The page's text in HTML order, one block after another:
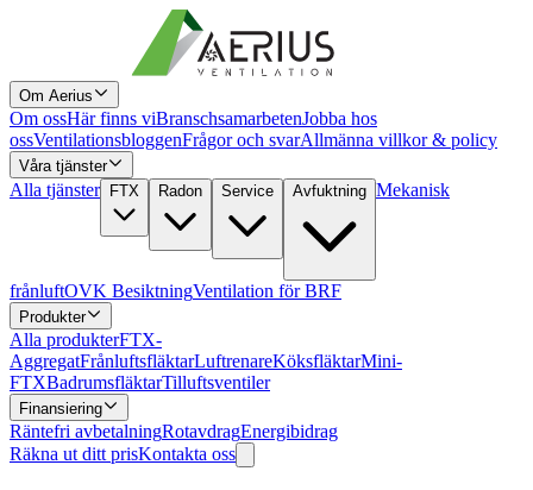
Om Aerius
Om ossHär finns viBranschsamarbetenJobba hos
ossVentilationsbloggenFrågor och svarAllmänna villkor & policy
Våra tjänster
Alla tjänster FTX Radon Service Avfuktning Mekanisk
frånluftOVK BesiktningVentilation för BRF
Produkter
Alla produkterFTX-
AggregatFrånluftsfläktarLuftrenareKöksfläktarMini-
FTXBadrumsfläktarTilluftsventiler
Finansiering
Räntefri avbetalningRotavdragEnergibidrag
Räkna ut ditt prisKontakta oss